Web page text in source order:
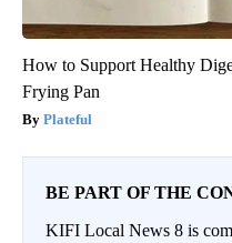
How to Support Healthy
Frying Pan
Plateful
BE PART OF THE
KIFI Local News 8 is